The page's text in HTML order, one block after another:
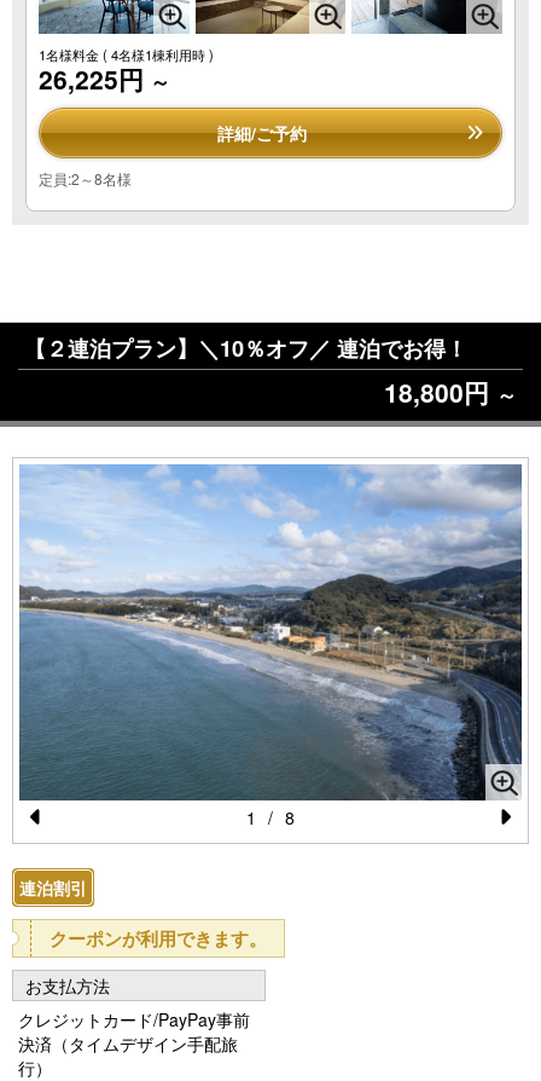
1名様料金( 4名様1棟利用時 )
26,225円 ～
詳細/ご予約
定員:2～8名様
【２連泊プラン】＼10％オフ／ 連泊でお得！
18,800円 ～
Pr
e
vi
o
u
s
N
1 / 8
連泊割引
クーポンが利用できます。
お支払方法
クレジットカード/PayPay事前
決済（タイムデザイン手配旅
行）